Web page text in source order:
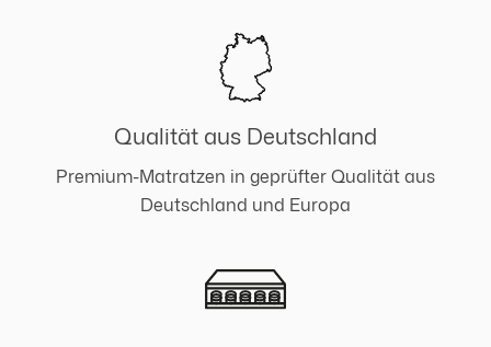
Qualität aus Deutschland
Premium-Matratzen in geprüfter Qualität aus
Deutschland und Europa